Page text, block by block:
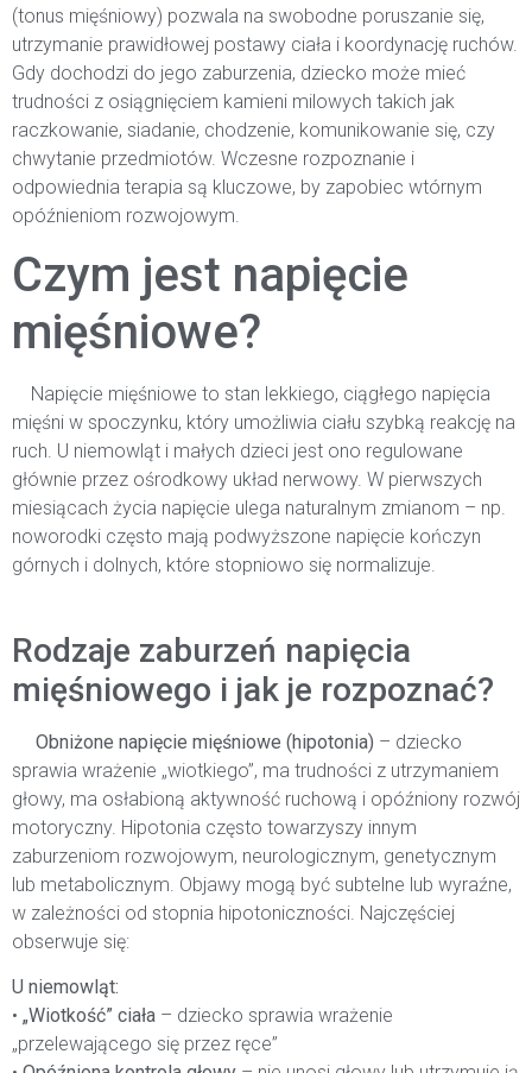
(tonus mięśniowy) pozwala na swobodne poruszanie się,
utrzymanie prawidłowej postawy ciała i koordynację ruchów.
Gdy dochodzi do jego zaburzenia, dziecko może mieć
trudności z osiągnięciem kamieni milowych takich jak
raczkowanie, siadanie, chodzenie, komunikowanie się, czy
chwytanie przedmiotów. Wczesne rozpoznanie i
odpowiednia terapia są kluczowe, by zapobiec wtórnym
opóźnieniom rozwojowym.
Czym jest napięcie
mięśniowe?
Napięcie mięśniowe to stan lekkiego, ciągłego napięcia
mięśni w spoczynku, który umożliwia ciału szybką reakcję na
ruch. U niemowląt i małych dzieci jest ono regulowane
głównie przez ośrodkowy układ nerwowy. W pierwszych
miesiącach życia napięcie ulega naturalnym zmianom – np.
noworodki często mają podwyższone napięcie kończyn
górnych i dolnych, które stopniowo się normalizuje.
Rodzaje zaburzeń napięcia
mięśniowego i jak je rozpoznać?
Obniżone napięcie mięśniowe (hipotonia) – dziecko
sprawia wrażenie „wiotkiego”, ma trudności z utrzymaniem
głowy, ma osłabioną aktywność ruchową i opóźniony rozwój
motoryczny. Hipotonia często towarzyszy innym
zaburzeniom rozwojowym, neurologicznym, genetycznym
lub metabolicznym. Objawy mogą być subtelne lub wyraźne,
w zależności od stopnia hipotoniczności. Najczęściej
obserwuje się:
U niemowląt:
• „Wiotkość” ciała – dziecko sprawia wrażenie
„przelewającego się przez ręce”